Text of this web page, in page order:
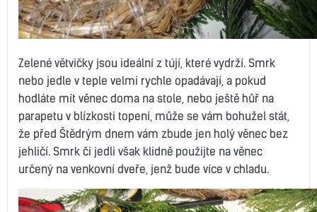
Zelené větvičky jsou ideální z tújí, které vydrží. Smrk
nebo jedle v teple velmi rychle opadávají, a pokud
hodláte mít věnec doma na stole, nebo ještě hůř na
parapetu v blízkosti topení, může se vám bohužel stát,
že před Štědrým dnem vám zbude jen holý věnec bez
jehličí. Smrk či jedli však klidně použijte na věnec
určený na venkovní dveře, jenž bude více v chladu.